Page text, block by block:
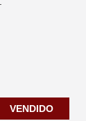
VENDIDO